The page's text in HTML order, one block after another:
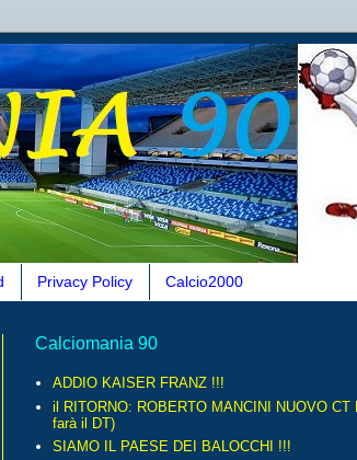
Privacy Policy Calcio2000
Calciomania 90
ADDIO KAISER FRANZ !!!
il RITORNO: ROBERTO MANCINI NUOVO CT
farà il DT)
SIAMO IL PAESE DEI BALOCCHI !!!